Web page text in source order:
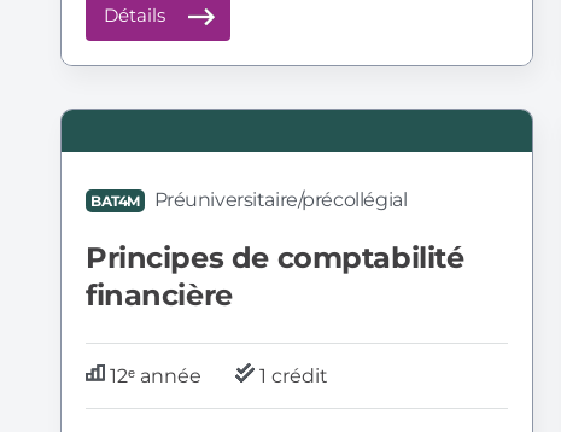
Détails
BAT4M
:
financière
BAT4M Préuniversitaire/précollégial
Principes de comptabilité
financière
12ᵉ année 1 crédit